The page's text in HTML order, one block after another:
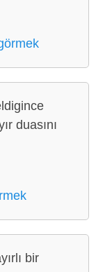
duasını
bir